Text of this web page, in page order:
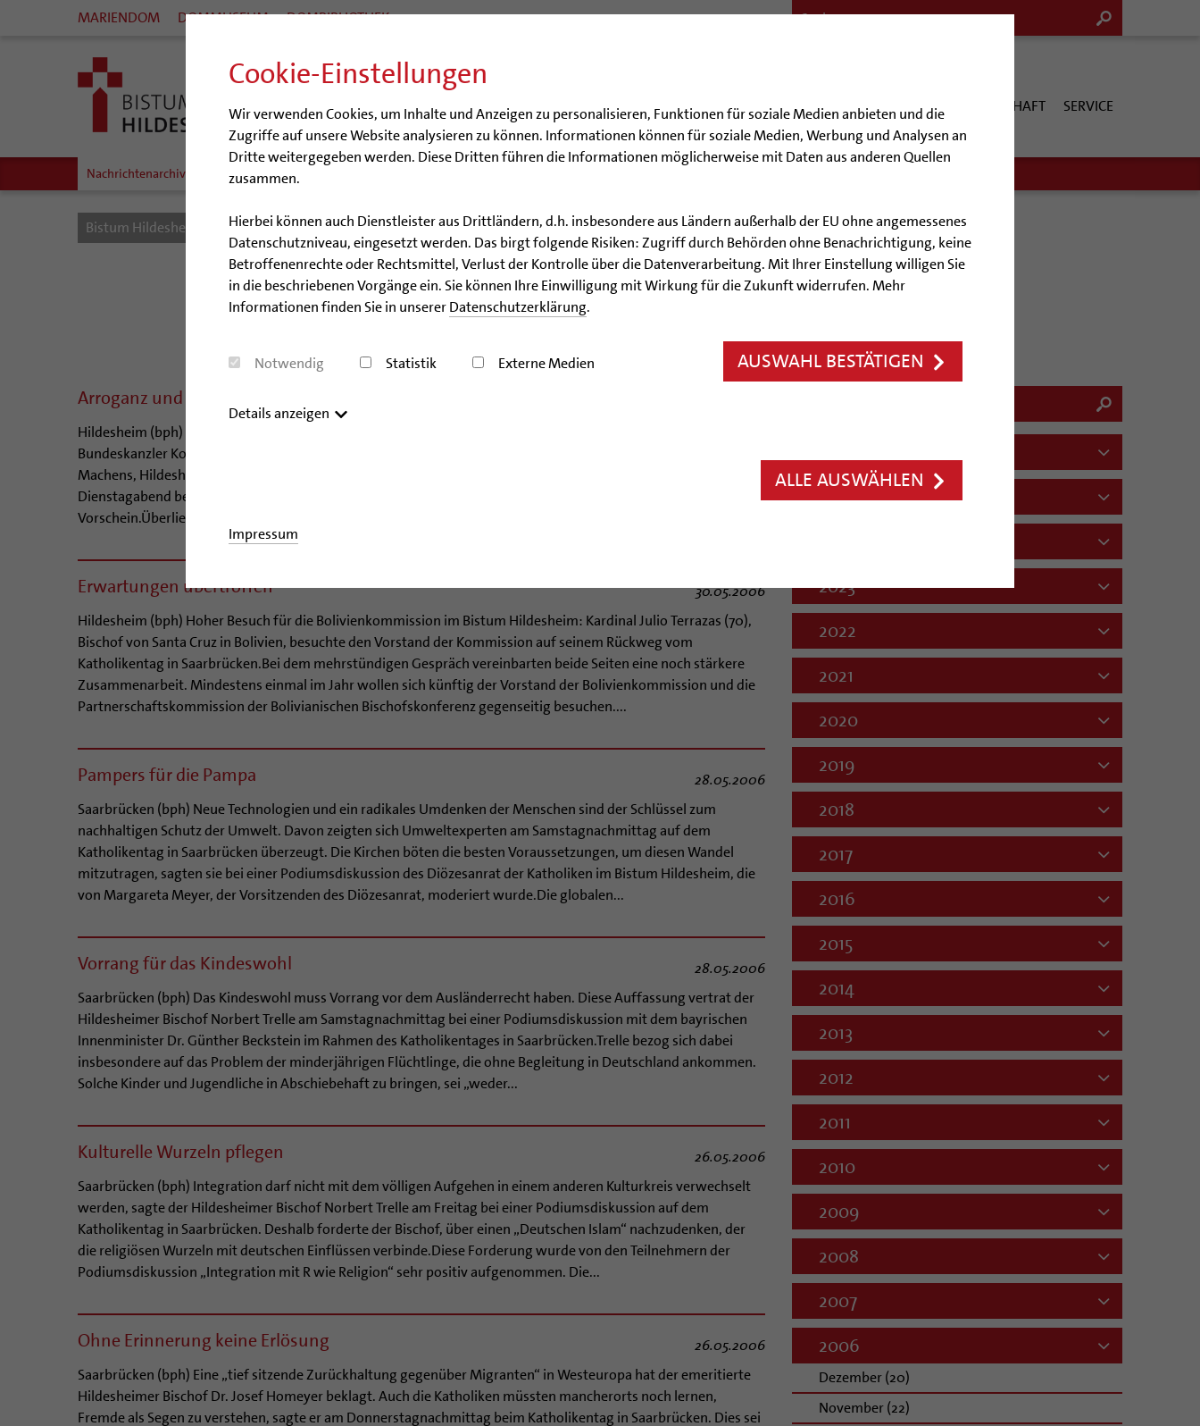
Cookie-Einstellungen
Wir verwenden Cookies, um Inhalte und Anzeigen zu personalisieren, Funktionen für soziale Medien anbieten und die
Zugriffe auf unsere Website analysieren zu können. Informationen können für soziale Medien, Werbung und Analysen an
Dritte weitergegeben werden. Diese Dritten führen die Informationen möglicherweise mit Daten aus anderen Quellen
zusammen.
Hierbei können auch Dienstleister aus Drittländern, d.h. insbesondere aus Ländern außerhalb der EU ohne angemessenes
Datenschutzniveau, eingesetzt werden. Das birgt folgende Risiken: Zugriff durch Behörden ohne Benachrichtigung, keine
Betroffenenrechte oder Rechtsmittel, Verlust der Kontrolle über die Datenverarbeitung. Mit Ihrer Einstellung willigen Sie
in die beschriebenen Vorgänge ein. Sie können Ihre Einwilligung mit Wirkung für die Zukunft widerrufen. Mehr
Informationen finden Sie in unsererDatenschutzerklärung.
Notwendig Statistik Externe Medien AUSWAHL BESTÄTIGEN
Details anzeigen
ALLE AUSWÄHLEN
Impressum
MARIENDOM DOMMUSEUM DOMBIBLIOTHEK
BISTUM BERATUNG & HILFE BILDUNG & KULTUR KIRCHE & GESELLSCHAFT SERVICE
Nachrichtenarchiv Audio/Podcasts
Bistum Hildesheim Bistum Nachrichten Nachrichtenarchiv
Nachrichtenarchiv
der Bischöflichen Pressestelle Hildesheim (bph)
Arroganz und Ansehen
Hildesheim (bph) Er war ein strenger Vorgesetzter, unbeliebt und arrogant. Aber als er starb, kondolierte
Bundeskanzler Konrad Adenauer und der Bundestag legte eine Schweigeminute ein – Dr. Joseph Godehard
Machens, Hildesheimer Bischof von 1934 bis 1956, war ein widersprüchlicher Mensch. Gabriele Vogt brachte am
Dienstagabend bei einem Vortrag in der Dombibliothek die verschiedenen Facetten dieses Mannes zum
Vorschein.Überliefert ist der Ausspruch des damaligen Generalvikars, der nach dem Tode...
Erwartungen übertroffen
30.05.2006
Hildesheim (bph) Hoher Besuch für die Bolivienkommission im Bistum Hildesheim: Kardinal Julio Terrazas (70),
Bischof von Santa Cruz in Bolivien, besuchte den Vorstand der Kommission auf seinem Rückweg vom
Katholikentag in Saarbrücken.Bei dem mehrstündigen Gespräch vereinbarten beide Seiten eine noch stärkere
Zusammenarbeit. Mindestens einmal im Jahr wollen sich künftig der Vorstand der Bolivienkommission und die
Partnerschaftskommission der Bolivianischen Bischofskonferenz gegenseitig besuchen....
Pampers für die Pampa
28.05.2006
Saarbrücken (bph) Neue Technologien und ein radikales Umdenken der Menschen sind der Schlüssel zum
nachhaltigen Schutz der Umwelt. Davon zeigten sich Umweltexperten am Samstagnachmittag auf dem
Katholikentag in Saarbrücken überzeugt. Die Kirchen böten die besten Voraussetzungen, um diesen Wandel
mitzutragen, sagten sie bei einer Podiumsdiskussion des Diözesanrat der Katholiken im Bistum Hildesheim, die
von Margareta Meyer, der Vorsitzenden des Diözesanrat, moderiert wurde.Die globalen...
Vorrang für das Kindeswohl
28.05.2006
Saarbrücken (bph) Das Kindeswohl muss Vorrang vor dem Ausländerrecht haben. Diese Auffassung vertrat der
Hildesheimer Bischof Norbert Trelle am Samstagnachmittag bei einer Podiumsdiskussion mit dem bayrischen
Innenminister Dr. Günther Beckstein im Rahmen des Katholikentages in Saarbrücken.Trelle bezog sich dabei
insbesondere auf das Problem der minderjährigen Flüchtlinge, die ohne Begleitung in Deutschland ankommen.
Solche Kinder und Jugendliche in Abschiebehaft zu bringen, sei „weder...
Kulturelle Wurzeln pflegen
26.05.2006
Saarbrücken (bph) Integration darf nicht mit dem völligen Aufgehen in einem anderen Kulturkreis verwechselt
werden, sagte der Hildesheimer Bischof Norbert Trelle am Freitag bei einer Podiumsdiskussion auf dem
Katholikentag in Saarbrücken. Deshalb forderte der Bischof, über einen „Deutschen Islam“ nachzudenken, der
die religiösen Wurzeln mit deutschen Einflüssen verbinde.Diese Forderung wurde von den Teilnehmern der
Podiumsdiskussion „Integration mit R wie Religion“ sehr positiv aufgenommen. Die...
Ohne Erinnerung keine Erlösung
26.05.2006
Saarbrücken (bph) Eine „tief sitzende Zurückhaltung gegenüber Migranten“ in Westeuropa hat der emeritierte
Hildesheimer Bischof Dr. Josef Homeyer beklagt. Auch die Katholiken müssten mancherorts noch lernen,
Fremde als Segen zu verstehen, sagte er am Donnerstagnachmittag beim Katholikentag in Saarbrücken. Dies sei
2025
2023
2022
2021
2020
2019
2018
2017
2016
2015
2014
2013
2012
2011
2010
2009
2008
2007
2006
Dezember (20)
November (22)